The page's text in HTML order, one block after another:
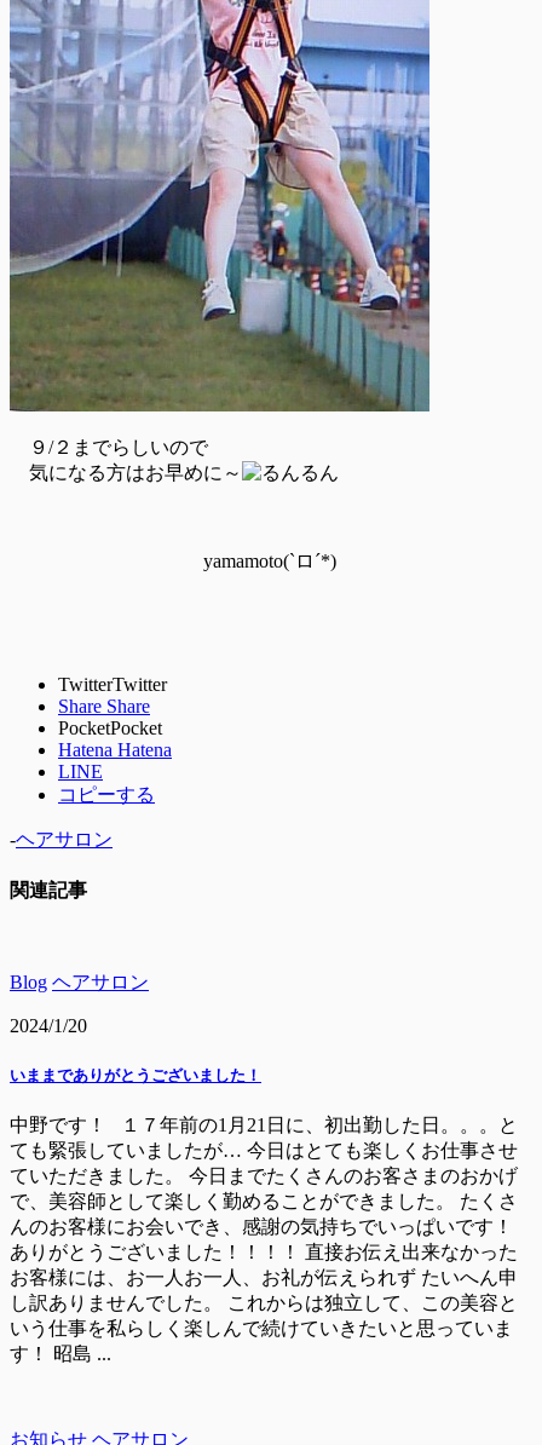
９/２までらしいので
気になる方はお早めに～
yamamoto(`ロ´*)
TwitterTwitter
Share Share
PocketPocket
Hatena Hatena
LINE
コピーする
-ヘアサロン
関連記事
Blog ヘアサロン
2024/1/20
いままでありがとうございました！
中野です！ １７年前の1月21日に、初出勤した日。。。と
ても緊張していましたが… 今日はとても楽しくお仕事させ
ていただきました。 今日までたくさんのお客さまのおかげ
で、美容師として楽しく勤めることができました。 たくさ
んのお客様にお会いでき、感謝の気持ちでいっぱいです！
ありがとうございました！！！！ 直接お伝え出来なかった
お客様には、お一人お一人、お礼が伝えられず たいへん申
し訳ありませんでした。 これからは独立して、この美容と
いう仕事を私らしく楽しんで続けていきたいと思っていま
す！ 昭島 ...
お知らせ ヘアサロン